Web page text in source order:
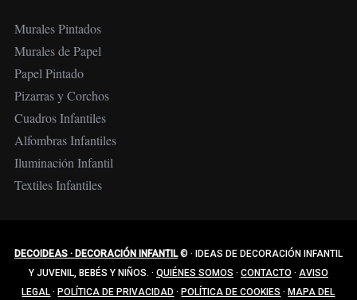
Murales Pintados
Murales de Papel
Papel Pintado
Pizarras y Corchos
Cuadros Infantiles
Alfombras Infantiles
Iluminación Infantil
Textiles Infantiles
DECOIDEAS · DECORACIÓN INFANTIL© · IDEAS DE DECORACIÓN INFANTIL
Y JUVENIL, BEBÉS Y NIÑOS. · QUIÉNES SOMOS · CONTACTO · AVISO
LEGAL · POLÍTICA DE PRIVACIDAD · POLÍTICA DE COOKIES · MAPA DEL